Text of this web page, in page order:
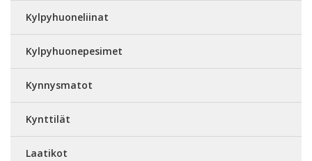
Kylpyhuoneliinat
Kylpyhuonepesimet
Kynnysmatot
Kynttilät
Laatikot